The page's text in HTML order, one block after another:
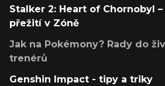
Stalker 2: Heart of Chornobyl
přežití v Zóně
Jak na Pokémony? Rady do
trenérů
Genshin Impact - tipy a triky